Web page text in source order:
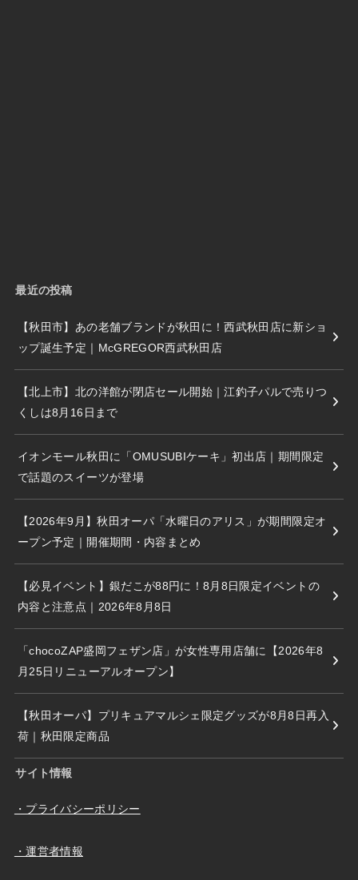
最近の投稿
【秋田市】あの老舗ブランドが秋田に！西武秋田店に新ショ
ップ誕生予定｜McGREGOR西武秋田店
【北上市】北の洋館が閉店セール開始｜江釣子パルで売りつ
くしは8月16日まで
イオンモール秋田に「OMUSUBIケーキ」初出店｜期間限定
で話題のスイーツが登場
【2026年9月】秋田オーパ「水曜日のアリス」が期間限定オ
ープン予定｜開催期間・内容まとめ
【必見イベント】銀だこが88円に！8月8日限定イベントの
内容と注意点｜2026年8月8日
「chocoZAP盛岡フェザン店」が女性専用店舗に【2026年8
月25日リニューアルオープン】
【秋田オーパ】プリキュアマルシェ限定グッズが8月8日再入
荷｜秋田限定商品
サイト情報
・プライバシーポリシー
・運営者情報